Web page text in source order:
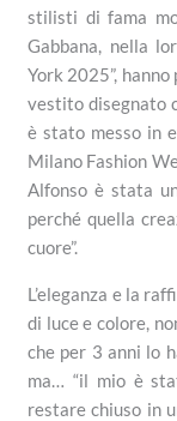
stilisti di fama
Gabbana, nella
York 2025”,
vestito disegnato
è stato messo in
Milano Fashion
Alfonso è stata
perché quella
cuore”.
L’eleganza e la
di luce e colore,
che per 3 anni lo
ma… “il mio è
restare chiuso in